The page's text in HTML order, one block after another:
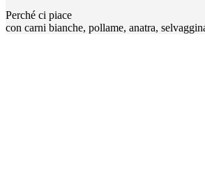
Perché ci piace
con carni bianche, pollame, anatra,